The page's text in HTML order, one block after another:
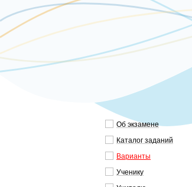
Об эк­за­ме­не
Ка­та­лог за­да­ний
Ва­ри­ан­ты
Уче­ни­ку